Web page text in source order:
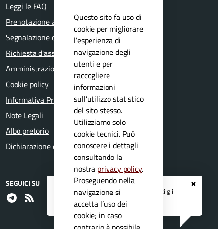
✖
Registrati ai serviziAPP IO
e ricevi tutti gli
aggiornamenti dall'Ente
Leggi le FAQ
Prenotazione appuntamento
Segnalazione disservizio
Richiesta d'assistenza
Amministrazione trasparente
Cookie policy
Informativa Privacy
Note Legali
Albo pretorio
Dichiarazione di accessibilità
SEGUICI SU
Telegram
Questo sito fa uso di
cookie per migliorare
l’esperienza di
navigazione degli
utenti e per
raccogliere
informazioni
sull’utilizzo statistico
del sito stesso.
Utilizziamo solo
cookie tecnici. Può
conoscere i dettagli
consultando la
nostra privacy policy.
Proseguendo nella
navigazione si
accetta l’uso dei
cookie; in caso